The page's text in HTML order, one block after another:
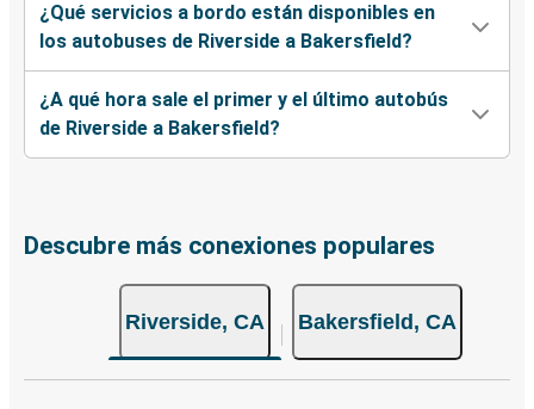
¿Qué servicios a bordo están disponibles en
los autobuses de Riverside a Bakersfield?
¿A qué hora sale el primer y el último autobús
de Riverside a Bakersfield?
Descubre más conexiones populares
Riverside, CA Bakersfield, CA